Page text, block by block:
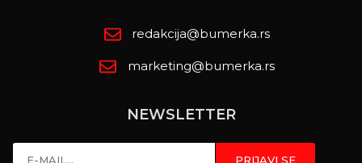
redakcija@bumerka.rs
marketing@bumerka.rs
NEWSLETTER